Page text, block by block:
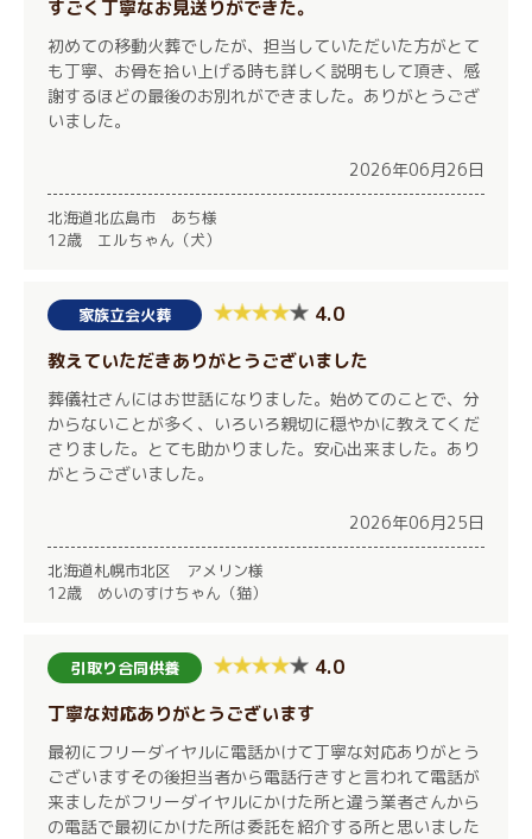
すごく丁寧なお見送りができた。
初めての移動火葬でしたが、担当していただいた方がとて
も丁寧、お骨を拾い上げる時も詳しく説明もして頂き、感
謝するほどの最後のお別れができました。ありがとうござ
いました。
2026年06月26日
北海道北広島市 あち様
12歳 エルちゃん（犬）
家族立会火葬 4.0
教えていただきありがとうございました
葬儀社さんにはお世話になりました。始めてのことで、分
からないことが多く、いろいろ親切に穏やかに教えてくだ
さりました。とても助かりました。安心出来ました。あり
がとうございました。
2026年06月25日
北海道札幌市北区 アメリン様
12歳 めいのすけちゃん（猫）
引取り合同供養 4.0
丁寧な対応ありがとうございます
最初にフリーダイヤルに電話かけて丁寧な対応ありがとう
ございますその後担当者から電話行きすと言われて電話が
来ましたがフリーダイヤルにかけた所と違う業者さんから
の電話で最初にかけた所は委託を紹介する所と思いました